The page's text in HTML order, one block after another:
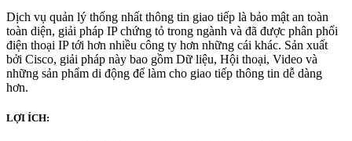
Dịch vụ quản lý thống nhất thông tin giao tiếp là bảo mật an toàn
toàn diện, giải pháp IP chứng tỏ trong ngành và đã được phân phối
điện thoại IP tới hơn nhiều công ty hơn những cái khác. Sản xuất
bởi Cisco, giải pháp này bao gồm Dữ liệu, Hội thoại, Video và
những sản phẩm di động để làm cho giao tiếp thông tin dễ dàng
hơn.
LỢI ÍCH: